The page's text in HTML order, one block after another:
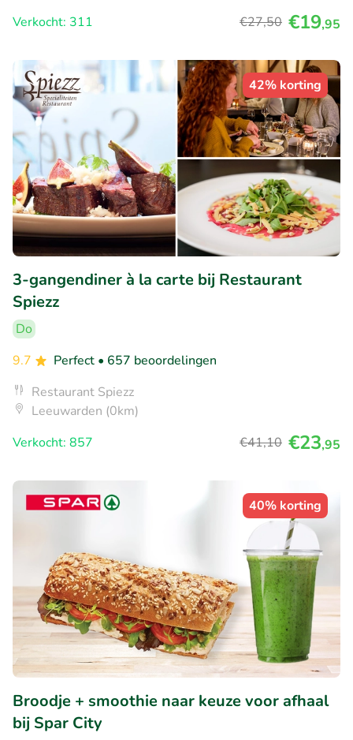
Verkocht: 311
€27,50 €19,95
42% korting
3-gangendiner à la carte bij Restaurant
Spiezz
Do
9.7
Perfect • 657 beoordelingen
Restaurant Spiezz
Leeuwarden (0km)
Verkocht: 857
€41,10 €23,95
40% korting
Broodje + smoothie naar keuze voor afhaal
bij Spar City